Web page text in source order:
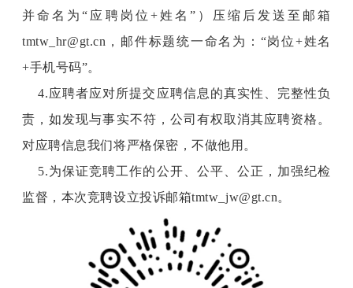
并命名为“应聘岗位+姓名”）压缩后发送至邮箱
tmtw_hr@gt.cn，邮件标题统一命名为： “岗位+姓名
+手机号码”。
4.应聘者应对所提交应聘信息的真实性、完整性负
责，如发现与事实不符，公司有权取消其应聘资格。
对应聘信息我们将严格保密，不做他用。
5.为保证竞聘工作的公开、公平、公正，加强纪检
监督， 本次竞聘设立投诉邮箱tmtw_jw@gt.cn。